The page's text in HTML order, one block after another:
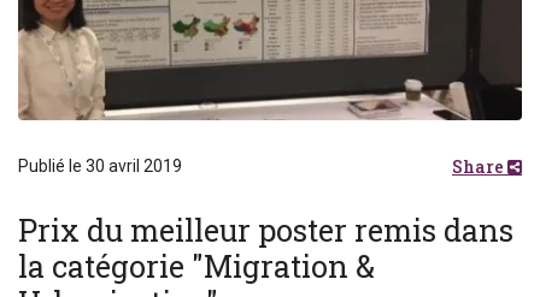
Publié le 30 avril 2019 Share
Prix du meilleur poster remis dans
la catégorie "Migration &